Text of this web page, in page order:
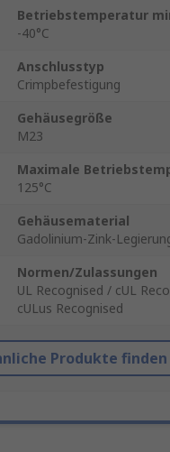
Betriebstemperatur
-40°C
Anschlusstyp
Crimpbefestigung
Gehäusegröße
M23
Maximale
125°C
Gehäusematerial
Gadolinium-Zink-
Normen/Zulassungen
UL Recognised / cUL
cULus Recognised
Produkte finden